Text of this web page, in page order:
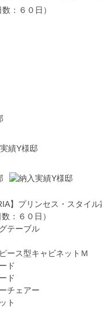
：６０日）
】プリンセス・スタイル
：６０日）
テーブル
ース型キャビネットＭ
ド
ド
チェアー
ト